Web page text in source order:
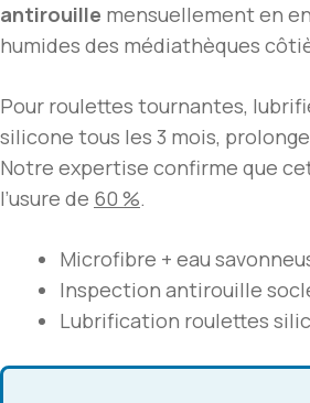
antirouille mensuellement en
humides des médiathèques
Pour roulettes tournantes,
silicone tous les 3 mois,
Notre expertise confirme que
l’usure de 60 %.
Microfibre + eau
Inspection antirouille
Lubrification roulettes